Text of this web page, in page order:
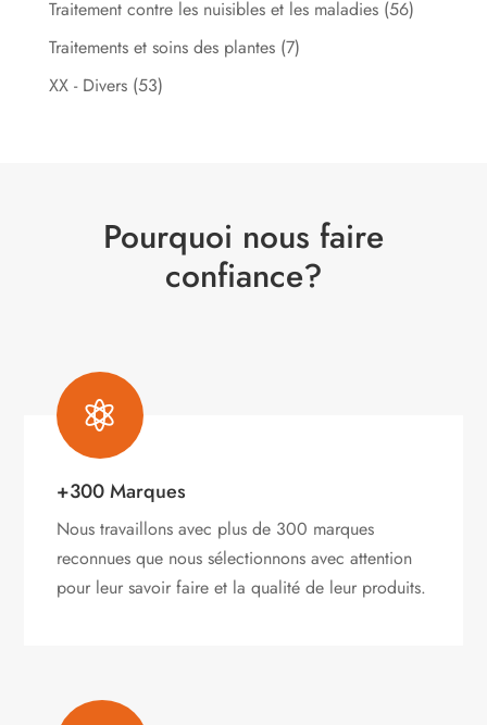
Traitement contre les nuisibles et les maladies (56)
Traitements et soins des plantes (7)
XX - Divers (53)
Pourquoi nous faire
confiance?

+300 Marques
Nous travaillons avec plus de 300 marques
reconnues que nous sélectionnons avec attention
pour leur savoir faire et la qualité de leur produits.